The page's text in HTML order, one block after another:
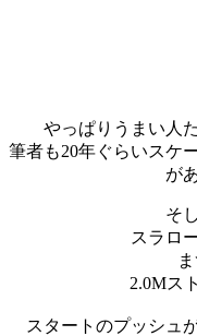
やっぱりうまい人
筆者も20年ぐらいスケ
が
そ
スラロ
2.0Mス
スタートのプッシュ